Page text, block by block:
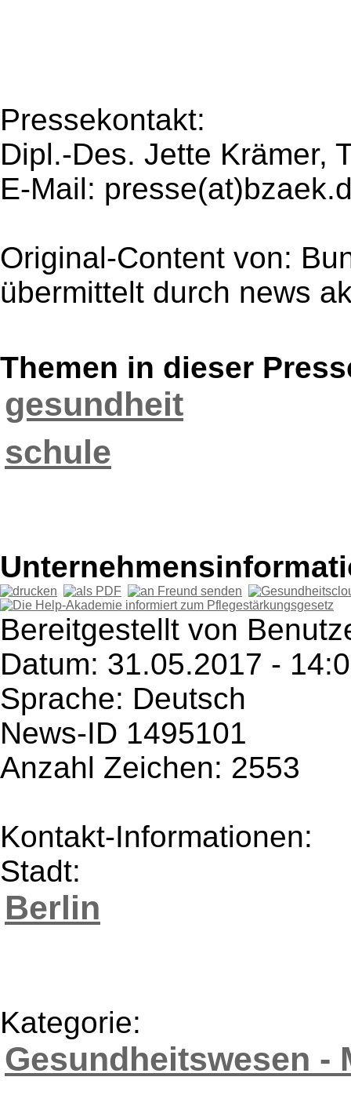
Pressekontakt:
Dipl.-Des. Jette Krämer,
E-Mail:
Original-Content von:
übermittelt durch news
Themen in dieser
gesundheit
schule
Bereitgestellt von
Datum: 31.05.2017 -
Sprache: Deutsch
News-ID 1495101
Anzahl Zeichen: 2553
Kontakt-Informationen:
Stadt:
Berlin
Kategorie:
Gesundheitswesen -